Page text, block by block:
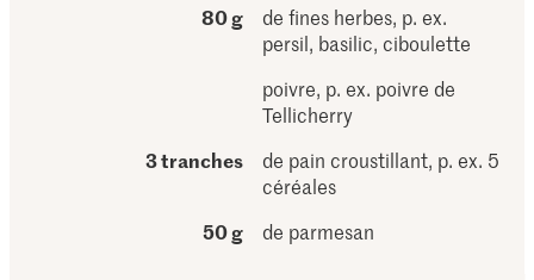
80 g
de fines herbes, p. ex.
persil, basilic, ciboulette
poivre, p. ex. poivre de
Tellicherry
3 tranches
de pain croustillant, p. ex. 5
céréales
50 g
de parmesan